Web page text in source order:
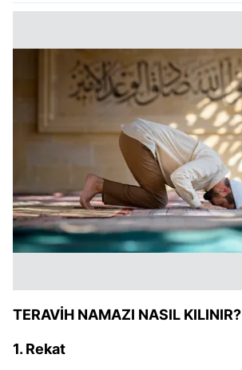
TERAVİH NAMAZI NASIL KILINIR?
1. Rekat